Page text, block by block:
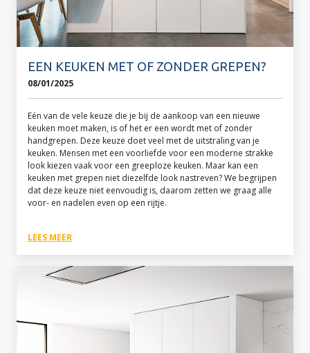
EEN KEUKEN MET OF ZONDER GREPEN?
08/01/2025
Eén van de vele keuze die je bij de aankoop van een nieuwe
keuken moet maken, is of het er een wordt met of zonder
handgrepen. Deze keuze doet veel met de uitstraling van je
keuken. Mensen met een voorliefde voor een moderne strakke
look kiezen vaak voor een greeploze keuken. Maar kan een
keuken met grepen niet diezelfde look nastreven? We begrijpen
dat deze keuze niet eenvoudig is, daarom zetten we graag alle
voor- en nadelen even op een rijtje.
LEES MEER